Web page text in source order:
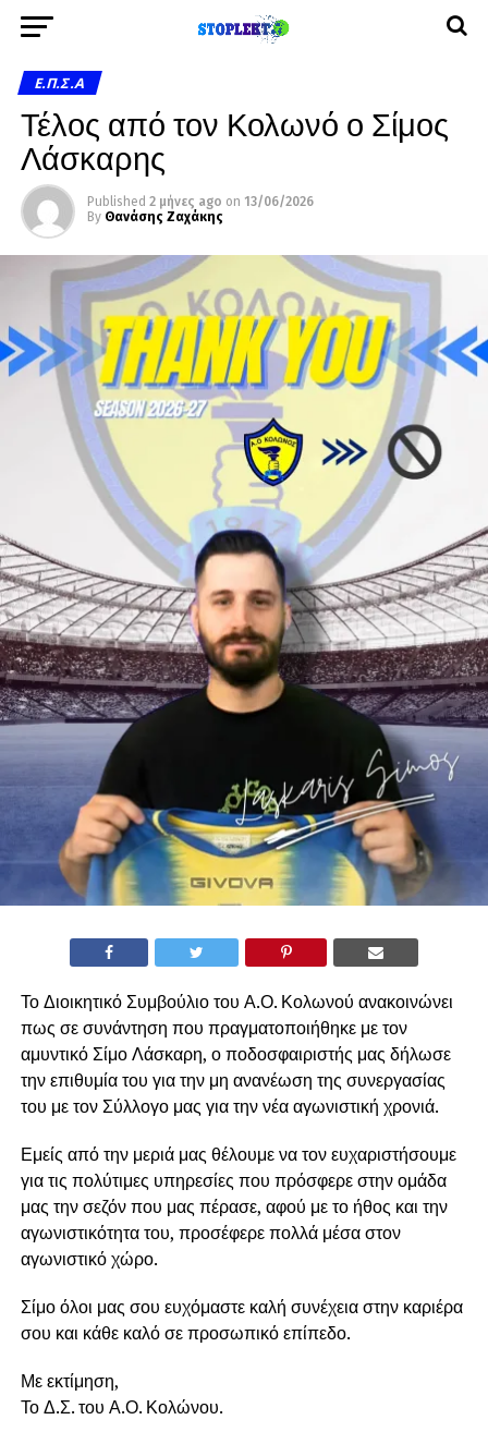
Ε.Π.Σ.Α
Τέλος από τον Κολωνό ο Σίμος
Λάσκαρης
Published 2 μήνες ago on 13/06/2026
By Θανάσης Ζαχάκης
Το Διοικητικό Συμβούλιο του Α.Ο. Κολωνού ανακοινώνει
πως σε συνάντηση που πραγματοποιήθηκε με τον
αμυντικό Σίμο Λάσκαρη, ο ποδοσφαιριστής μας δήλωσε
την επιθυμία του για την μη ανανέωση της συνεργασίας
του με τον Σύλλογο μας για την νέα αγωνιστική χρονιά.
Εμείς από την μεριά μας θέλουμε να τον ευχαριστήσουμε
για τις πολύτιμες υπηρεσίες που πρόσφερε στην ομάδα
μας την σεζόν που μας πέρασε, αφού με το ήθος και την
αγωνιστικότητα του, προσέφερε πολλά μέσα στον
αγωνιστικό χώρο.
Σίμο όλοι μας σου ευχόμαστε καλή συνέχεια στην καριέρα
σου και κάθε καλό σε προσωπικό επίπεδο.
Με εκτίμηση,
Το Δ.Σ. του Α.Ο. Κολώνου.